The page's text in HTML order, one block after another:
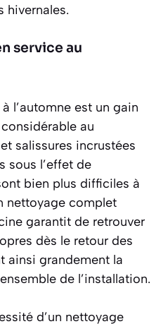
hivernales.
service au
l’automne est un gain
au
salissures incrustées
sous l’effet de
bien plus difficiles à
nettoyage complet
garantit de retrouver
dès le retour des
ainsi grandement la
de l’installation.
d’un nettoyage